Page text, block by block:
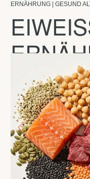
ERNÄHRUNG | GESUND